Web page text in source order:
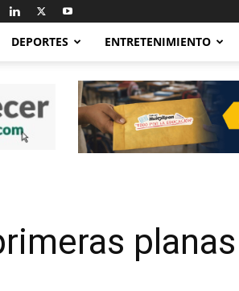
DEPORTES ENTRETENIMIENTO